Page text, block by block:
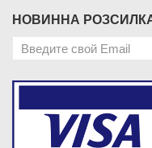
НОВИННА